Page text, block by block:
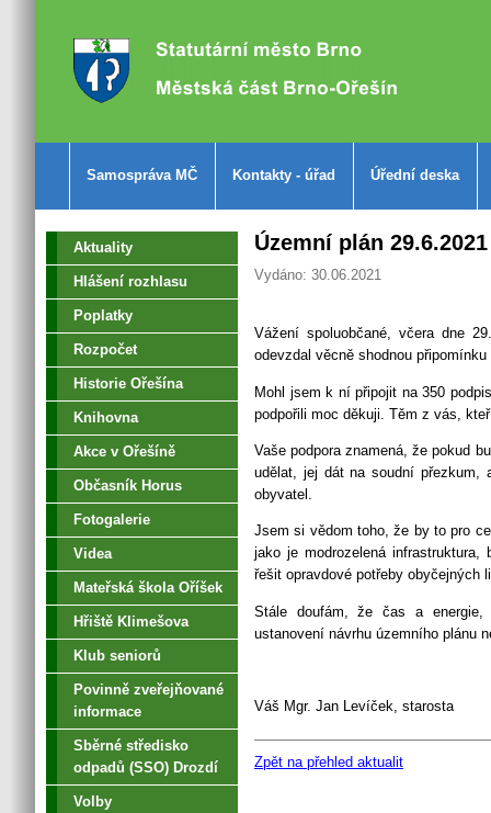
Samospráva MČ Kontakty - úřad Úřední deska
Aktuality
Hlášení rozhlasu
Poplatky
Rozpočet
Historie Ořešína
Knihovna
Akce v Ořešíně
Občasník Horus
Fotogalerie
Videa
Mateřská škola Oříšek
Hřiště Klimešova
Klub seniorů
Povinně zveřejňované
informace
Sběrné středisko
odpadů (SSO) Drozdí
Volby
Územní plán 29.6.2021
Vydáno: 30.06.2021
Vážení spoluobčané, včera dne
odevzdal věcně shodnou
Mohl jsem k ní připojit na 350
podpořili moc děkuji. Těm z vás,
Vaše podpora znamená, že pokud
udělat, jej dát na soudní přezkum,
obyvatel.
Jsem si vědom toho, že by to pro
jako je modrozelená
řešit opravdové potřeby obyčejných
Stále doufám, že čas a energie,
ustanovení návrhu územního plánu
Váš Mgr. Jan Levíček, starosta
Zpět na přehled aktualit